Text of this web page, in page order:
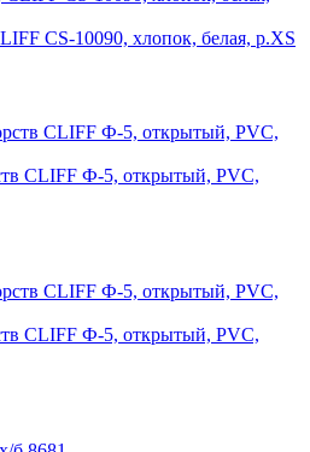
CS-10090, хлопок, белая, р.XS
CLIFF Ф-5, открытый, PVC,
CLIFF Ф-5, открытый, PVC,